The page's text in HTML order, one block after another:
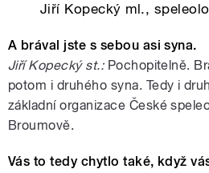
Jiří Kopecký ml.,
A brával jste s sebou asi syna.
Jiří Kopecký st.:Pochopitelně.
potom i druhého syna. Tedy i
základní organizace České
Broumově.
Vás to tedy chytlo také, když